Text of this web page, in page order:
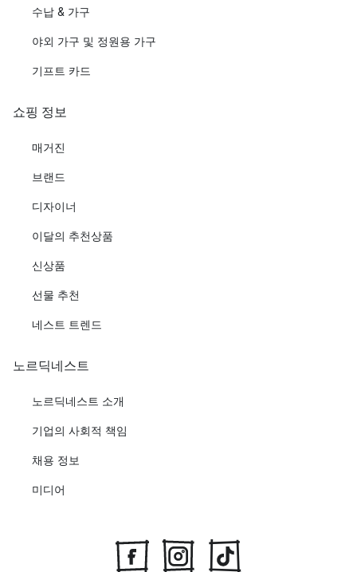
수납 & 가구
야외 가구 및 정원용 가구
기프트 카드
쇼핑 정보
매거진
브랜드
디자이너
이달의 추천상품
신상품
선물 추천
네스트 트렌드
노르딕네스트
노르딕네스트 소개
기업의 사회적 책임
채용 정보
미디어